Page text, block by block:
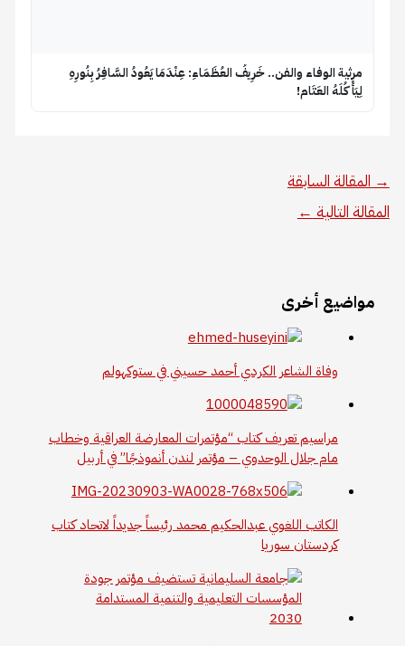
​مرثية الوفاء والفن.. خَرِيفُ العُظَمَاءِ: عِنْدَمَا يَعُودُ السَّافِرُ بِنُورِهِ
لِيَأْكُلَهُ العَتَام!
→ المقالة السابقة
المقالة التالية ←
مواضيع أخرى
وفاة الشاعر الكردي أحمد حسيني في ستوكهولم
مراسيم تعريف كتاب “مؤتمرات المعارضة العراقية وخطاب
مام جلال الوحدوي – مؤتمر لندن أنموذجًا” في أربيل
الكاتب اللغوي عبدالحكيم محمد رئيساً جديداً لاتحاد كتاب
كردستان سوريا